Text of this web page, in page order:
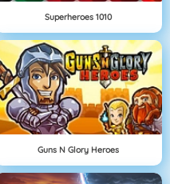
Superheroes 1010
Guns N Glory Heroes